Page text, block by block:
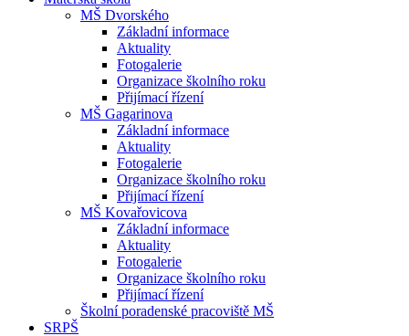
MŠ Dvorského
Základní informace
Aktuality
Fotogalerie
Organizace školního roku
Přijímací řízení
MŠ Gagarinova
Základní informace
Aktuality
Fotogalerie
Organizace školního roku
Přijímací řízení
MŠ Kovařovicova
Základní informace
Aktuality
Fotogalerie
Organizace školního roku
Přijímací řízení
Školní poradenské pracoviště MŠ
SRPŠ